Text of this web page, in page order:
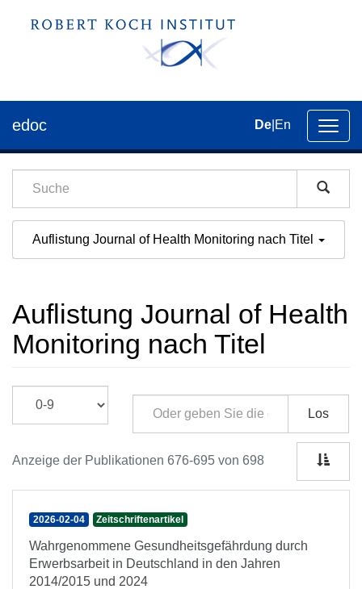
der
edoc De En
Auflistung Journal of Health Monitoring nach Titel
Auflistung Journal of Health
Monitoring nach Titel
Los
Anzeige der Publikationen 676-695 von 698
2026-02-04 Zeitschriftenartikel
Wahrgenommene Gesundheitsgefährdung durch
Erwerbsarbeit in Deutschland in den Jahren
2014/2015 und 2024